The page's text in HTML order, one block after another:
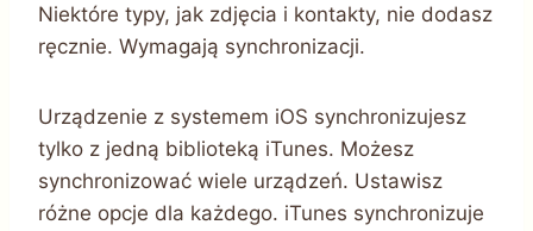
Niektóre typy, jak zdjęcia i kontakty, nie dodasz
ręcznie. Wymagają synchronizacji.
Urządzenie z systemem iOS synchronizujesz
tylko z jedną biblioteką iTunes. Możesz
synchronizować wiele urządzeń. Ustawisz
różne opcje dla każdego. iTunes synchronizuje